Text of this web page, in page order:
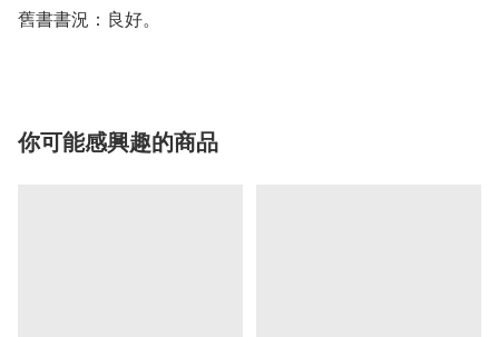
舊書書況：良好。
你可能感興趣的商品